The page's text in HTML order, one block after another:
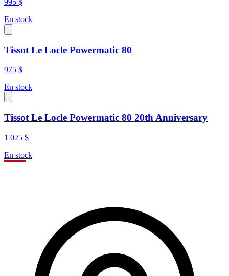
En stock
Tissot Le Locle Powermatic 80
975 $
En stock
Tissot Le Locle Powermatic 80 20th Anniversary
1 025 $
En stock